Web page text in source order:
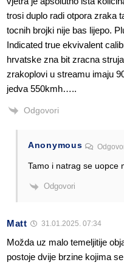
trosi duplo radi otpora zraka
tocnih brojki nije bas lijepo.
Indicated true ekvivalent
hrvatske zna bit zracna
zrakoplovi u streamu imaju
jedva 550kmh…..
Odgovori
Anonymous
Tamo i natrag se uopce
Odgovori
Matt 31.01.2025. 07:34
Možda uz malo temeljitije
postoje dvije brzine kojima